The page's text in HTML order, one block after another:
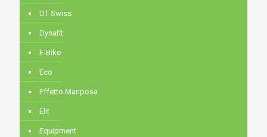
DT Swiss
Dynafit
E-Bike
Eco
Effetto Mariposa
Elit
Equipment